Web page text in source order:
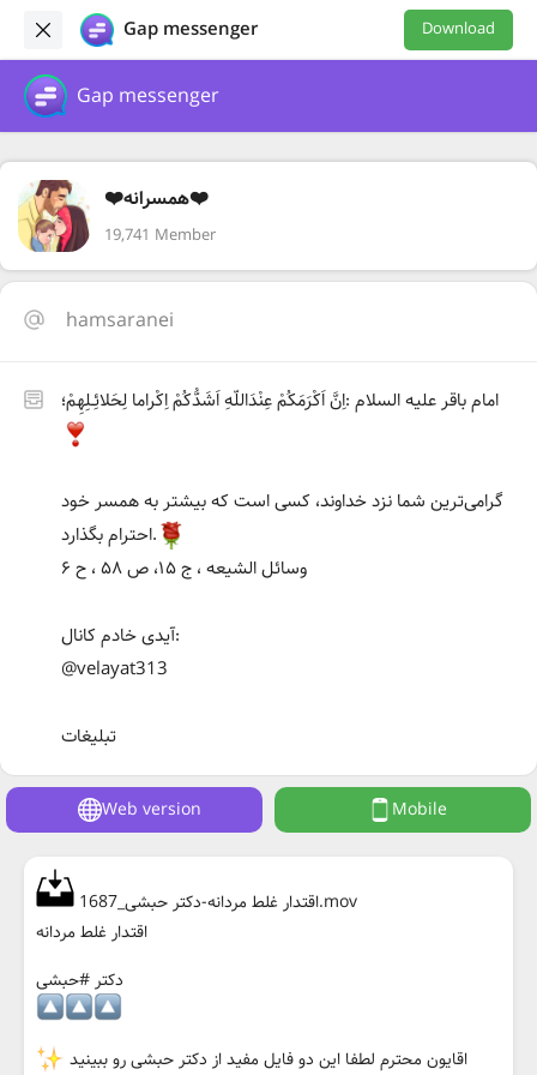
Gap messenger Download
Gap messenger
❤️همسرانه❤️
19,741 Member
hamsaranei
امام باقر عليه‌ السلام :اِنَّ اَكْرَمَكُمْ عِنْدَاللّه‌ِ اَشَدُّكُمْ اِكْراما لِحَلائِـلِهِمْ؛
گرامى‌ترين شما نزد خداوند، كسى است كه بيشتر به همسر خود
احترام بگذارد.
وسائل الشيعه ، ج ۱۵، ص ۵۸ ، ح ۶
آیدی خادم کانال:
@velayat313
تبلیغات
Web version Mobile
اقتدار غلط مردانه-دکتر حبشی_1687.mov
اقتدار غلط مردانه
دکتر #حبشی
اقایون محترم لطفا این دو فایل مفید از دکتر حبشی رو ببینید